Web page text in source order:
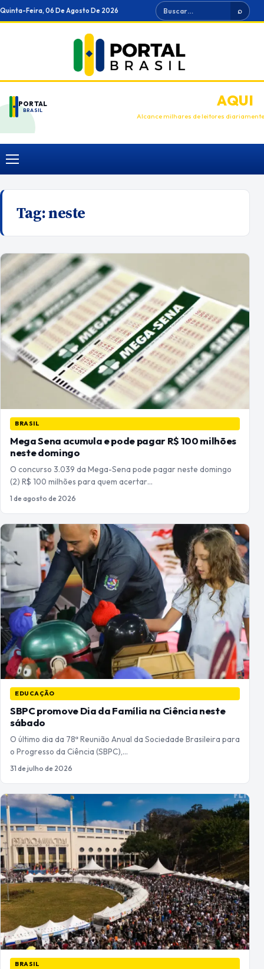
Ir
para
Quinta-Feira, 06 De Agosto De 2026 Buscar ⌕
PORTAL
BRASIL
ANUNCIEAQUI
Alcance milhares de leitores diariamente
Menu
Tag:neste
BRASIL
Mega Sena acumula e pode pagar R$ 100 milhões
neste domingo
O concurso 3.039 da Mega-Sena pode pagar neste domingo
(2) R$ 100 milhões para quem acertar…
1 de agosto de 2026
EDUCAÇÃO
SBPC promove Dia da Família na Ciência neste
sábado
O último dia da 78ª Reunião Anual da Sociedade Brasileira para
o Progresso da Ciência (SBPC),…
31 de julho de 2026
BRASIL